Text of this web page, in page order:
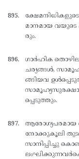
മാനമായ
രും.
ഗാര്‍ഹിക
ചര്യങ്ങള്‍,
ങ്ങിയവ
സാമൂഹ്യസുരക്ഷാ
പ്പെടുത്തും.
ആരോഗ്യപരമായ
നോക്കുകൂലി
സാനിപ്പിച്ചു